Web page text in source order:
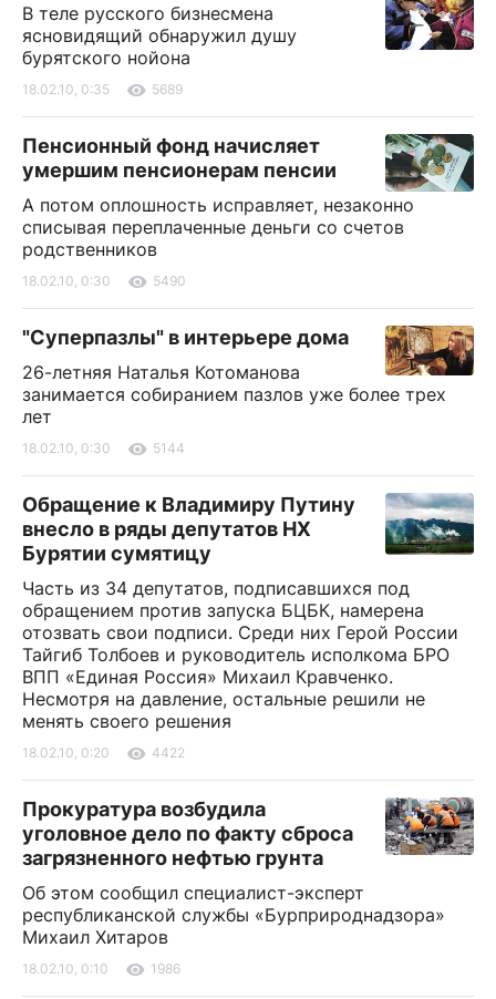
В теле русского бизнесмена
ясновидящий обнаружил душу
бурятского нойона
18.02.10, 0:35 5689
Пенсионный фонд начисляет
умершим пенсионерам пенсии
А потом оплошность исправляет, незаконно
списывая переплаченные деньги со счетов
родственников
18.02.10, 0:30 5490
"Суперпазлы" в интерьере дома
26-летняя Наталья Котоманова
занимается собиранием пазлов уже более трех
лет
18.02.10, 0:30 5144
Обращение к Владимиру Путину
внесло в ряды депутатов НХ
Бурятии сумятицу
Часть из 34 депутатов, подписавшихся под
обращением против запуска БЦБК, намерена
отозвать свои подписи. Среди них Герой России
Тайгиб Толбоев и руководитель исполкома БРО
ВПП «Единая Россия» Михаил Кравченко.
Несмотря на давление, остальные решили не
менять своего решения
18.02.10, 0:20 4422
Прокуратура возбудила
уголовное дело по факту сброса
загрязненного нефтью грунта
Об этом сообщил специалист-эксперт
республиканской службы «Бурприроднадзора»
Михаил Хитаров
18.02.10, 0:10 1986